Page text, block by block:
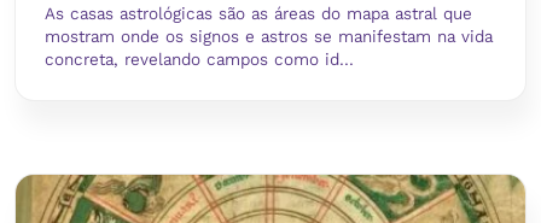
As casas astrológicas são as áreas do mapa astral que
mostram onde os signos e astros se manifestam na vida
concreta, revelando campos como id...